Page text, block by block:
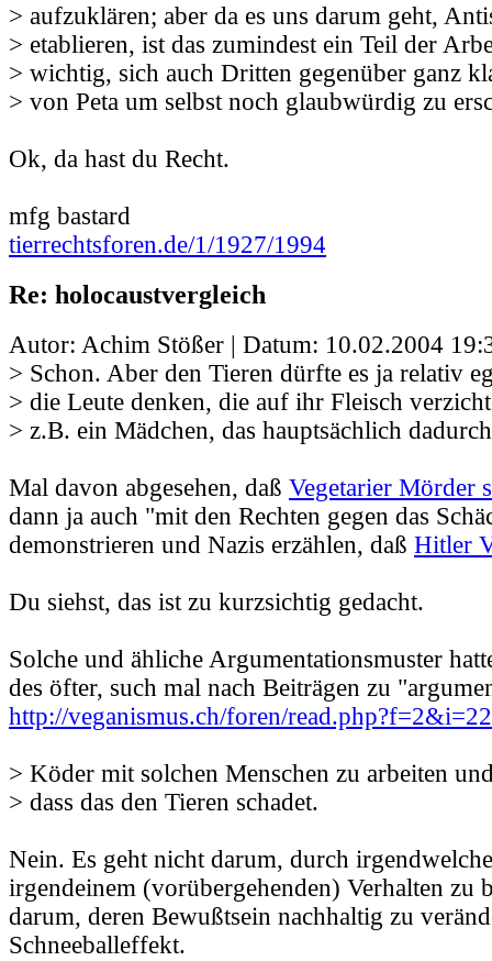
> aufzuklären; aber da es uns darum geht,
> etablieren, ist das zumindest ein Teil der
> wichtig, sich auch Dritten gegenüber ganz
> von Peta um selbst noch glaubwürdig zu
Ok, da hast du Recht.
mfg bastard
tierrechtsforen.de/1/1927/1994
Re: holocaustvergleich
Autor: Achim Stößer | Datum: 10.02.2004
> Schon. Aber den Tieren dürfte es ja relativ
> die Leute denken, die auf ihr Fleisch
> z.B. ein Mädchen, das hauptsächlich
Mal davon abgesehen, daß Vegetarier Mörder
dann ja auch "mit den Rechten gegen das
demonstrieren und Nazis erzählen, daß Hitler
Du siehst, das ist zu kurzsichtig gedacht.
Solche und ähliche Argumentationsmuster
des öfter, such mal nach Beiträgen zu
http://veganismus.ch/foren/
> Köder mit solchen Menschen zu arbeiten
> dass das den Tieren schadet.
Nein. Es geht nicht darum, durch
irgendeinem (vorübergehenden) Verhalten zu
darum, deren Bewußtsein nachhaltig zu
Schneeballeffekt.